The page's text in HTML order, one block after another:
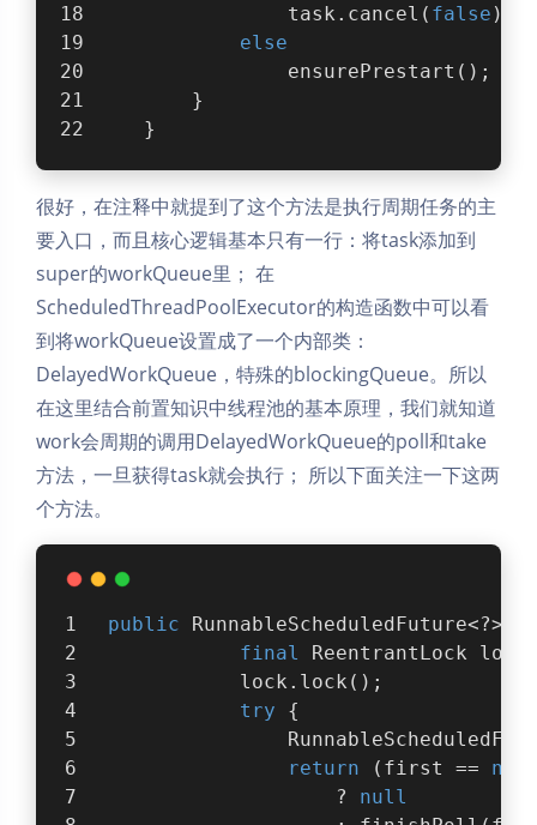
                task.cancel(
false );
else
                ensurePrestart();
        }
    }
很好，在注释中就提到了这个方法是执行周期任务的主
要入口，而且核心逻辑基本只有一行：将task添加到
super的workQueue里； 在
ScheduledThreadPoolExecutor的构造函数中可以看
到将workQueue设置成了一个内部类：
DelayedWorkQueue，特殊的blockingQueue。所以
在这里结合前置知识中线程池的基本原理，我们就知道
work会周期的调用DelayedWorkQueue的poll和take
方法，一旦获得task就会执行； 所以下面关注一下这两
个方法。
public
final
ReentrantLock
            lock.lock();
try {
return (first ==
                    ?
null